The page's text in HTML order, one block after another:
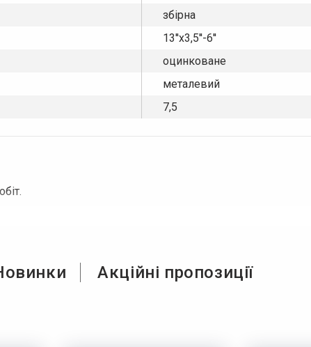
збірна
13''x3,5''-6''
оцинковане
металевий
7,5
Акційні пропозиції